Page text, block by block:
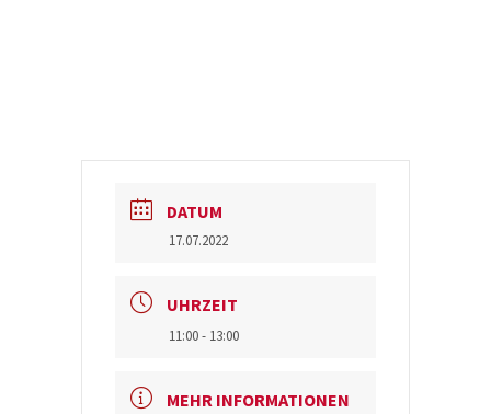
DATUM
17.07.2022
UHRZEIT
11:00 - 13:00
MEHR INFORMATIONEN